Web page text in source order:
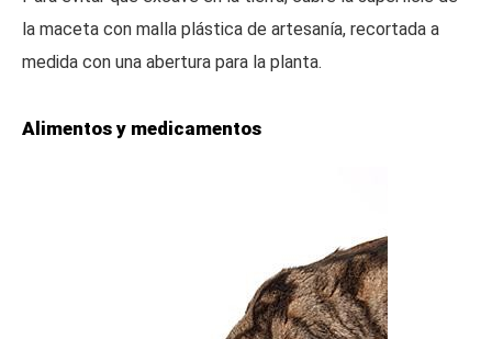
la maceta con malla plástica de artesanía, recortada a
medida con una abertura para la planta.
Alimentos y medicamentos